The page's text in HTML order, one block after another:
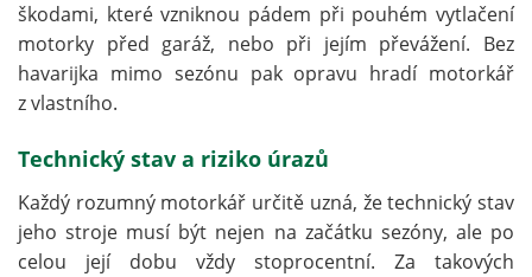
škodami, které vzniknou pádem při pouhém vytlačení
motorky před garáž, nebo při jejím převážení. Bez
havarijka mimo sezónu pak opravu hradí motorkář
z vlastního.
Technický stav a riziko úrazů
Každý rozumný motorkář určitě uzná, že technický stav
jeho stroje musí být nejen na začátku sezóny, ale po
celou její dobu vždy stoprocentní. Za takových